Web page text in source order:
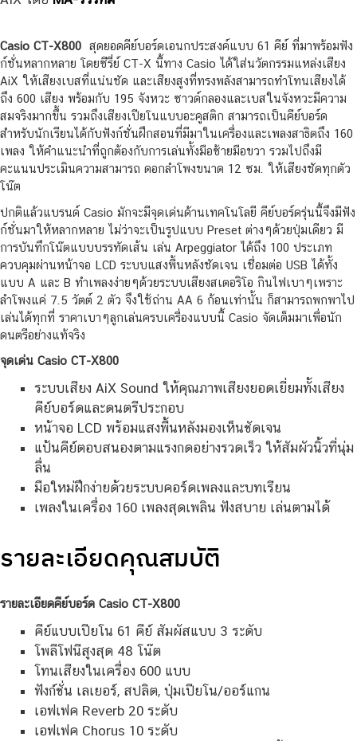
Casio CT-X800 สุดยอดคีย์บอร์ดเอนกประสงค์แบบ 61 คีย์ ที่มาพร้อมฟัง
ก์ชั่นหลากหลาย โดยซีรี่ย์ CT-X นี้ทาง Casio ได้ใส่นวัตกรรมแหล่งเสียง
AiX ให้เสียงเบสที่แน่นชัด และเสียงสูงที่ทรงพลังสามารถทำโทนเสียงได้
ถึง 600 เสียง พร้อมกับ 195 จังหวะ ซาวด์กลองและเบสในจังหวะมีความ
สมจริงมากขึ้น รวมถึงเสียงเปียโนแบบอะคูสติก สามารถเป็นคีย์บอร์ด
สำหรับนักเรียนได้กับฟังก์ชั่นฝึกสอนที่มีมาในเครื่องและเพลงสาธิตถึง 160
เพลง ให้คำแนะนำที่ถูกต้องกับการเล่นทั้งมือซ้ายมือขวา รวมไปถึงมี
คะแนนประเมินความสามารถ ดอกลำโพงขนาด 12 ซม. ให้เสียงชัดทุกตัว
โน๊ต
ปกติแล้วแบรนด์ Casio มักจะมีจุดเด่นด้านเทคโนโลยี คีย์บอร์ดรุ่นนี้จึงมีฟัง
ก์ชั่นมาให้หลากหลาย ไม่ว่าจะเป็นรูปแบบ Preset ต่างๆด้วยปุ่มเดียว มี
การบันทึกโน๊ตแบบบรรทัดเส้น เล่น Arpeggiator ได้ถึง 100 ประเภท
ควบคุมผ่านหน้าจอ LCD ระบบแสงพื้นหลังชัดเจน เชื่อมต่อ USB ได้ทั้ง
แบบ A และ B ทำเพลงง่ายๆด้วยระบบเสียงสเตอริโอ กินไฟเบาๆเพราะ
ลำโพงแค่ 7.5 วัตต์ 2 ตัว จึงใช้ถ่าน AA 6 ก้อนเท่านั้น ก็สามารถพกพาไป
เล่นได้ทุกที่ ราคาเบาๆลูกเล่นครบเครื่องแบบนี้ Casio จัดเต็มมาเพื่อนัก
ดนตรีอย่างแท้จริง
จุดเด่น Casio CT-X800
ระบบเสียง AiX Sound ให้คุณภาพเสียงยอดเยี่ยมทั้งเสียง
คีย์บอร์ดและดนตรีประกอบ
หน้าจอ LCD พร้อมแสงพื้นหลังมองเห็นชัดเจน
แป้นคีย์ตอบสนองตามแรงกดอย่างรวดเร็ว ให้สัมผัวนิ้วที่นุ่ม
ลื่น
มือใหม่ฝึกง่ายด้วยระบบคอร์ดเพลงและบทเรียน
เพลงในเครื่อง 160 เพลงสุดเพลิน ฟังสบาย เล่นตามได้
รายละเอียดคุณสมบัติ
รายละเอียดคีย์บอร์ด Casio CT-X800
คีย์แบบเปียโน 61 คีย์ สัมผัสแบบ 3 ระดับ
โพลีโฟนีสูงสุด 48 โน๊ต
โทนเสียงในเครื่อง 600 แบบ
ฟังก์ชั่น เลเยอร์, สปลิต, ปุ่มเปียโน/ออร์แกน
เอฟเฟค Reverb 20 ระดับ
เอฟเฟค Chorus 10 ระดับ